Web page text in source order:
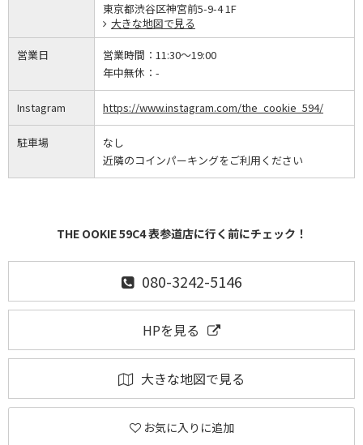
東京都渋谷区神宮前5-9-4 1F
大きな地図で見る
営業日 営業時間： 11:30～19:00
年中無休： -
Instagram https://www.instagram.com/the_cookie_594/
駐車場
なし
近隣のコインパーキングをご利用ください
THE OOKIE 59C4 表参道店に行く前にチェック！
080-3242-5146
HPを見る
大きな地図で見る
お気に入りに追加